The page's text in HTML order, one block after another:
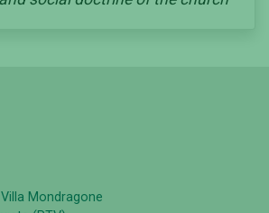
Mondragone